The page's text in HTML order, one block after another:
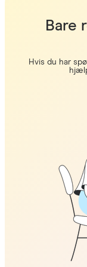
Bare
Hvis du har